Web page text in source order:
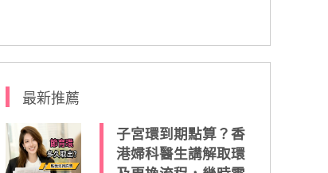
最新推薦
子宮環到期點算？香
港婦科醫生講解取環